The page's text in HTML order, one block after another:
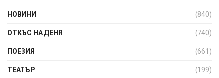
НОВИНИ (840)
ОТКЪС НА ДЕНЯ (740)
ПОЕЗИЯ (661)
ТЕАТЪР (199)